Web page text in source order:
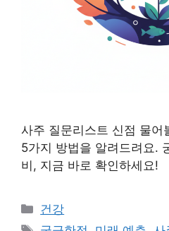
사주 질문리스트 신점 물어
5가지 방법을 알려드려요.
비, 지금 바로 확인하세요!
카
테
건강
태